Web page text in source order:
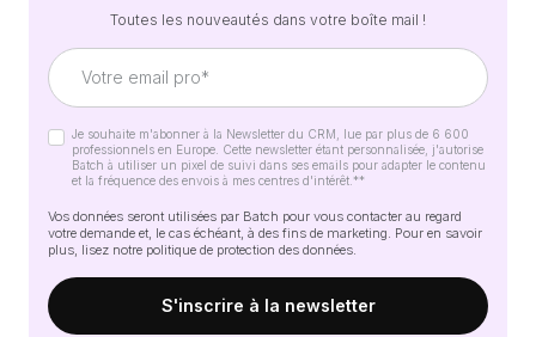
Toutes les nouveautés dans votre boîte mail !
Je souhaite m'abonner à la Newsletter du CRM, lue par plus de 6 600
professionnels en Europe. Cette newsletter étant personnalisée, j'autorise
Batch à utiliser un pixel de suivi dans ses emails pour adapter le contenu
et la fréquence des envois à mes centres d'intérêt.**
Vos données seront utilisées par Batch pour vous contacter au regard
votre demande et, le cas échéant, à des fins de marketing. Pour en savoir
plus, lisez notre politique de protection des données.